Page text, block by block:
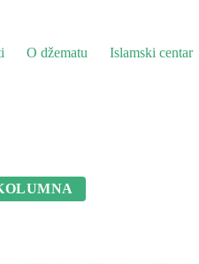
O džematu Islamski centar